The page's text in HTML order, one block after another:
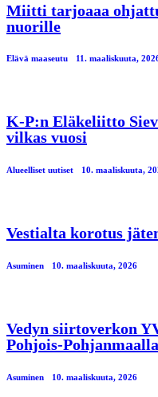
Miitti tarjoaaa
nuorille
Elävä maaseutu 11. maaliskuuta,
K-P:n Eläkeliitto
vilkas vuosi
Alueelliset uutiset 10. maaliskuuta,
Vestialta korotus
Asuminen 10. maaliskuuta, 2026
Vedyn siirtoverkon
Pohjois-Pohjanmaalla
Asuminen 10. maaliskuuta, 2026